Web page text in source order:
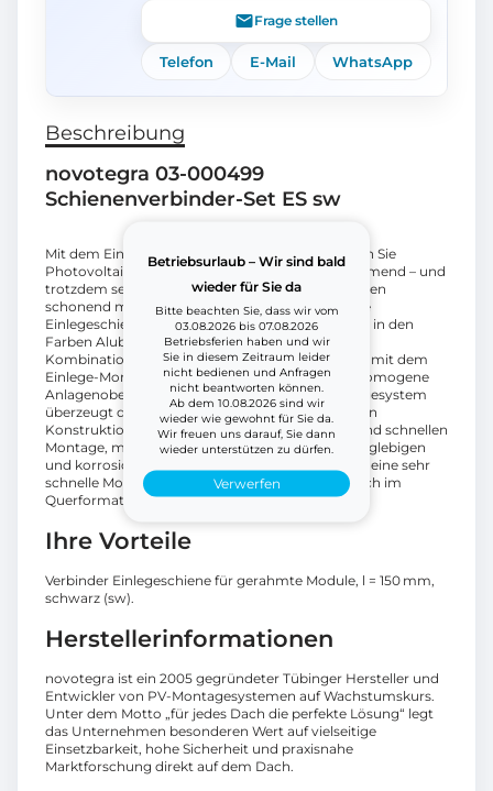
Betriebsurlaub – Wir sind bald
wieder für Sie da
Bitte beachten Sie, dass wir vom
03.08.2026 bis 07.08.2026
Betriebsferien haben und wir
Sie in diesem Zeitraum leider
nicht bedienen und Anfragen
nicht beantworten können.
Ab dem 10.08.2026 sind wir
wieder wie gewohnt für Sie da.
Wir freuen uns darauf, Sie dann
wieder unterstützen zu dürfen.
Verwerfen
Frage stellen
Telefon E-Mail WhatsApp
Beschreibung
novotegra 03-000499
Schienenverbinder-Set ES sw
Mit dem Einlegesystem von novotegra befestigen Sie
Photovoltaikmodule spannungsfrei und schwimmend – und
trotzdem sehr sicher und stabil. Die Module werden
schonend mit der Gesamtrahmenlänge in unsere
Einlegeschienen gelegt, die novotegra wahlweise in den
Farben Alublank und Schwarz anbietet. Je nach
Kombination von Schiene und Modul können Sie mit dem
Einlege-Montagesystem eine sehr ästhetische, homogene
Anlagenoberfläche schaffen. Das Einlege-Montagesystem
überzeugt darüber hinaus mit einer durchdachten
Konstruktion, einer – auch deshalb – einfachen und schnellen
Montage, mit hoher Fertigungsqualität sowie langlebigen
und korrosionsfreien Komponenten. Sie machen eine sehr
schnelle Modulmontage sowohl im Hoch- als auch im
Querformat möglich.
Ihre Vorteile
Verbinder Einlegeschiene für gerahmte Module, l = 150 mm,
schwarz (sw).
Herstellerinformationen
novotegra ist ein 2005 gegründeter Tübinger Hersteller und
Entwickler von PV-Montagesystemen auf Wachstumskurs.
Unter dem Motto „für jedes Dach die perfekte Lösung“ legt
das Unternehmen besonderen Wert auf vielseitige
Einsetzbarkeit, hohe Sicherheit und praxisnahe
Marktforschung direkt auf dem Dach.